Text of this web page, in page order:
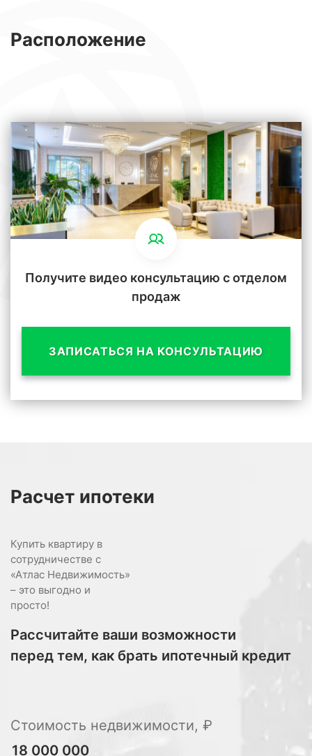
Расположение
Получите видео консультацию с отделом
продаж
ЗАПИСАТЬСЯ НА КОНСУЛЬТАЦИЮ
Расчет ипотеки
Купить квартиру в
сотрудничестве с
«Атлас Недвижимость»
– это выгодно и
просто!
Рассчитайте ваши возможности
перед тем, как брать ипотечный кредит
Стоимость недвижимости, ₽